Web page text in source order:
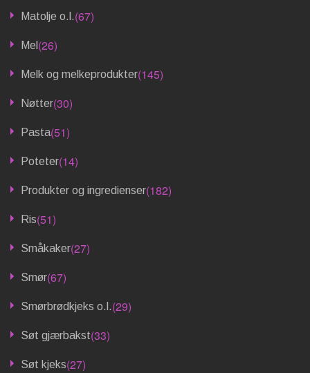
Matolje o.l.(67)
Mel (26)
Melk og melkeprodukter(145)
Nøtter(30)
Pasta(51)
Poteter(14)
Produkter og ingredienser(182)
Ris(51)
Småkaker(27)
Smør(67)
Smørbrødkjeks o.l.(29)
Søt gjærbakst(33)
Søt kjeks(27)